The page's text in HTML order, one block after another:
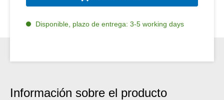
Disponible, plazo de entrega: 3-5 working days
Información sobre el producto